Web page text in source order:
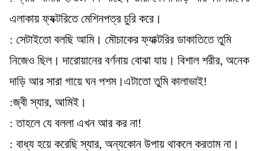
এলাকায় ফ্যক্টরিতে মেশিনপত্র চুরি করে।
: সেটাইতো বলছি আমি। মৌচাকের ফ্যাক্টরির ডাকাতিতে তুমি
নিজেও ছিল। দারোয়ানের বর্ণনায় বোঝা যায়। বিশাল শরীর, অনেক
দাড়ি আর সারা গায়ে ঘন পশম।এটাতো তুমি কালাভাই!
:জ্বী স্যার, আমিই।
: তাহলে যে বললা এখন আর কর না!
: বাধ্য হয়ে করেছি স্যার, অন্যকোন উপায় থাকলে করতাম না।